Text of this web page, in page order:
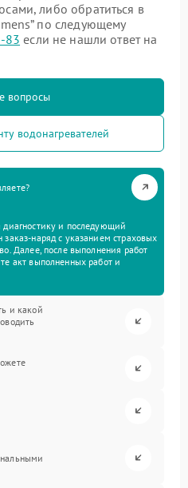
либо обратиться в
по следующему
83 если не нашли ответ на
вопросы
водонагревателей
диагностику и последующий
заказ-наряд с указанием страховых
Далее, после выполнения работ
акт выполненных работ и
и какой